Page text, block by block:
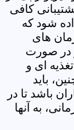
کافی
شود که
های
و در صورت
ای و
باید
باشد تا در
به آنها